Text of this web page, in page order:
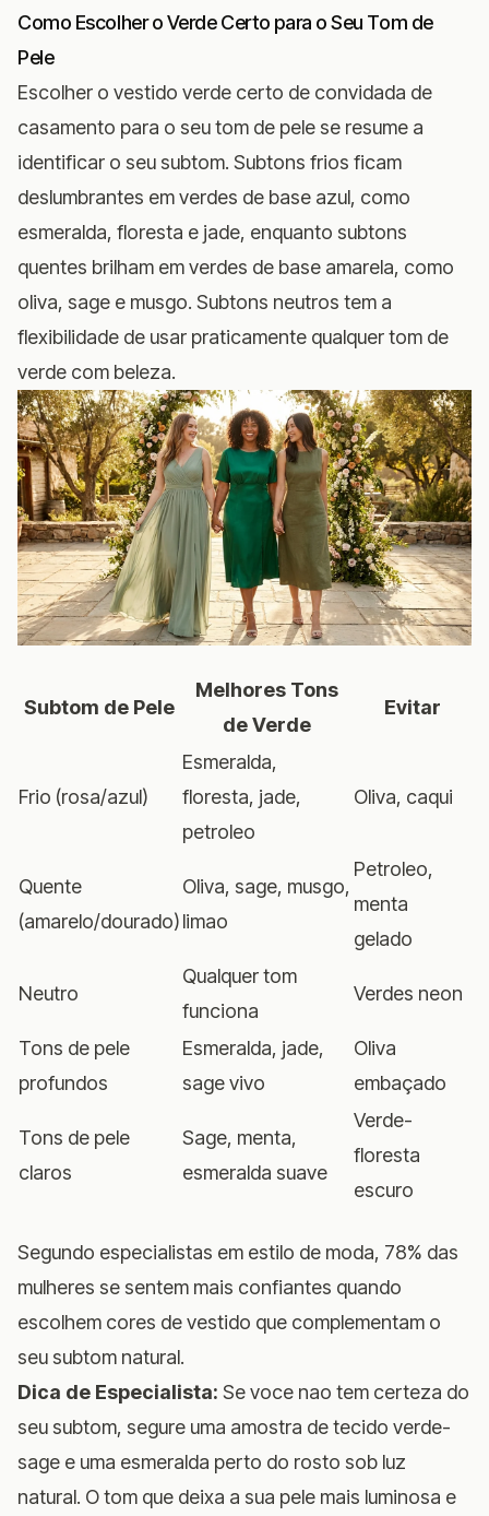
Como Escolher o Verde Certo para o Seu Tom de
Pele
Escolher o vestido verde certo de convidada de
casamento para o seu tom de pele se resume a
identificar o seu subtom. Subtons frios ficam
deslumbrantes em verdes de base azul, como
esmeralda, floresta e jade, enquanto subtons
quentes brilham em verdes de base amarela, como
oliva, sage e musgo. Subtons neutros tem a
flexibilidade de usar praticamente qualquer tom de
verde com beleza.
Subtom de Pele
Melhores Tons
de Verde
Evitar
Frio (rosa/azul)
Esmeralda,
floresta, jade,
petroleo
Oliva, caqui
Quente
(amarelo/dourado)
Oliva, sage, musgo,
limao
Petroleo,
menta
gelado
Neutro
Qualquer tom
funciona
Verdes neon
Tons de pele
profundos
Esmeralda, jade,
sage vivo
Oliva
embaçado
Tons de pele
claros
Sage, menta,
esmeralda suave
Verde-
floresta
escuro
Segundo especialistas em estilo de moda, 78% das
mulheres se sentem mais confiantes quando
escolhem cores de vestido que complementam o
seu subtom natural.
Dica de Especialista: Se voce nao tem certeza do
seu subtom, segure uma amostra de tecido verde-
sage e uma esmeralda perto do rosto sob luz
natural. O tom que deixa a sua pele mais luminosa e